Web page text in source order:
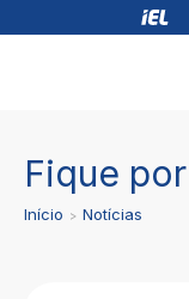
Fique
Início Notícias